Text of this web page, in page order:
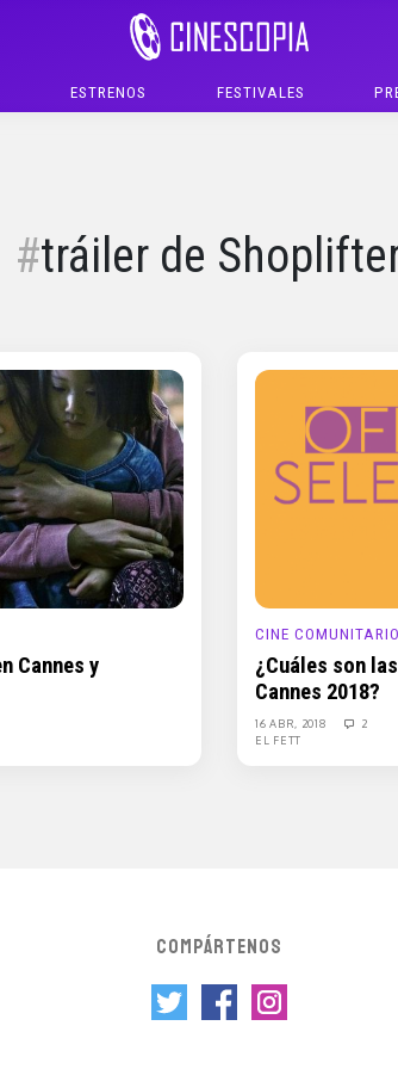
ESTRENOS FESTIVALES
tráiler de
Cannes y
CINE COMUNITARIO
¿Cuáles son
Cannes 2018?
16 ABR, 2018
2
EL FETT
COMPÁRTENOS